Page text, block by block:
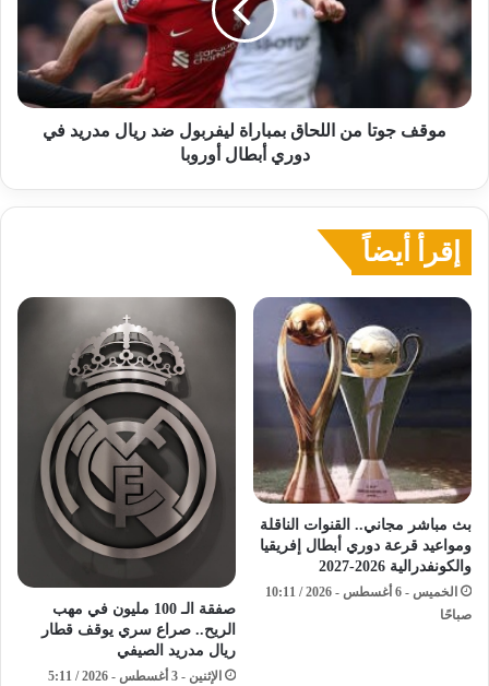
بمباراة
ليفربول
ضد
ريال
مدريد
أوروبا
موقف جوتا من اللحاق بمباراة ليفربول ضد ريال مدريد في
دوري أبطال أوروبا
إقرأ أيضاً
بث مباشر مجاني.. القنوات الناقلة
ومواعيد قرعة دوري أبطال إفريقيا
والكونفدرالية 2026-2027
الخميس - 6 أغسطس - 2026 / 10:11
صباحًا
صفقة الـ 100 مليون في مهب
الريح.. صراع سري يوقف قطار
ريال مدريد الصيفي
الإثنين - 3 أغسطس - 2026 / 5:11